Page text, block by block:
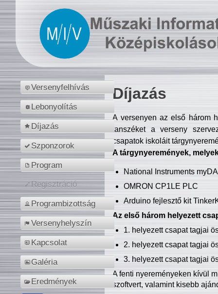
Versenyfelhívás
Lebonyolítás
Díjazás
Szponzorok
Program
Regisztráció
Programbizottság
Versenyhelyszín
Kapcsolat
Galéria
Eredmények
Díjazás
A versenyen az első három
tanszéket a verseny
csapatok iskoláit
A tárgynyeremények,
National Instruments
OMRON CP1LE PLC
Arduino fejlesztő kit
Az első három helyezett
1. helyezett csapat tagjai
2. helyezett csapat tagjai
3. helyezett csapat tagjai
A fenti nyereményeken kívül
szoftvert, valamint kisebb